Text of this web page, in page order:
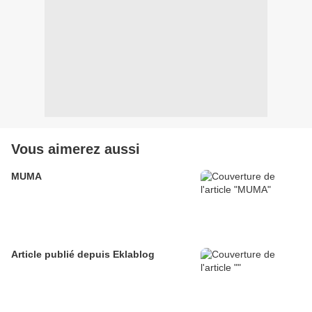
Vous aimerez aussi
MUMA
Article publié depuis Eklablog